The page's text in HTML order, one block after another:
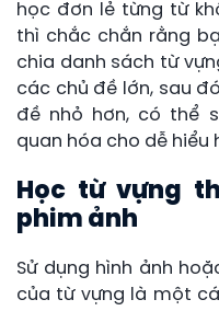
học đơn lẻ từng từ
thì chắc chắn rằng
chia danh sách từ
các chủ đề lớn, sau
đề nhỏ hơn, có thể
quan hóa cho dễ hiểu
Học từ vựng
phim ảnh
Sử dụng hình ảnh
của từ vựng là một